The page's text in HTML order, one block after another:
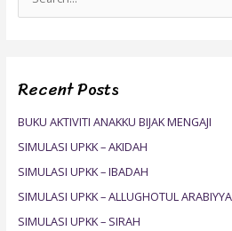
e
c
o
r
:
Recent Posts
BUKU AKTIVITI ANAKKU BIJAK MENGAJI
SIMULASI UPKK – AKIDAH
SIMULASI UPKK – IBADAH
SIMULASI UPKK – ALLUGHOTUL
SIMULASI UPKK – SIRAH